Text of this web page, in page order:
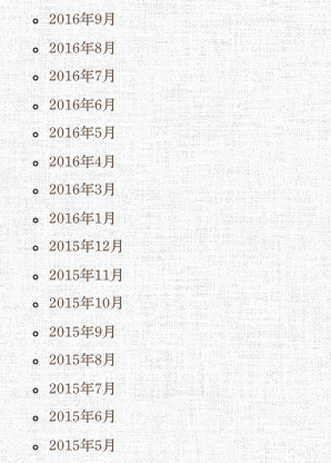
2016年9月
2016年8月
2016年7月
2016年6月
2016年5月
2016年4月
2016年3月
2016年1月
2015年12月
2015年11月
2015年10月
2015年9月
2015年8月
2015年7月
2015年6月
2015年5月